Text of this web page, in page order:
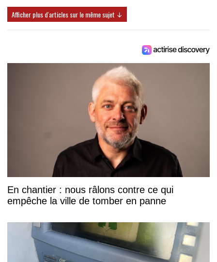
Afficher plus d'articles sur le même sujet ↓
En chantier : nous râlons contre ce qui
empêche la ville de tomber en panne